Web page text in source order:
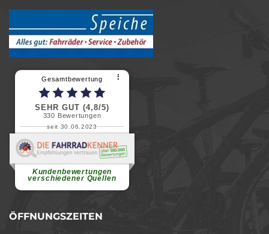
Gesamtbewertung ⠇
SEHR GUT (4,8/5)
330 Bewertungen
seit 30.06.2023
Kundenbewertungen
verschiedener Quellen
Renate H.
Vielen Dank für ein herzliches
ÖFFNUNGSZEITEN